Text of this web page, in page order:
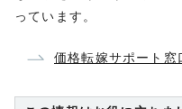
っています。
価格転嫁サポート窓